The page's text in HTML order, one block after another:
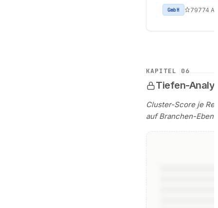
GmbH 79774
KAPITEL 06
Tiefen-
Cluster-Score je
auf Branchen-